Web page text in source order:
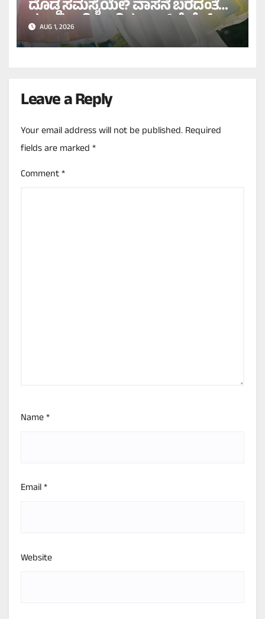
ದೊಡ್ಡ ಸಮಸ್ಯೆಯೇ? ವಾಸನೆ ಬರದಂತೆ
ಸುಲಭವಾಗಿ ಒಣಗಿಸಲು ಇಲ್ಲಿವೆ ಬೆಸ್ಟ್
ಟಿಪ್ಸ್!
AUG 1, 2026
Leave a Reply
Your email address will not be published.Required
fields are marked*
Comment*
Name*
Email*
Website